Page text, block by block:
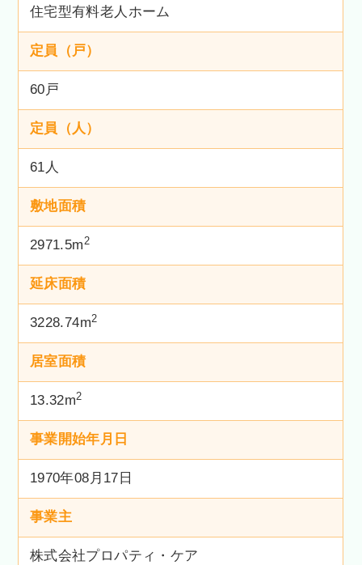
住宅型有料老人ホーム
定員（戸）
60戸
定員（人）
61人
敷地面積
2971.5m2
延床面積
3228.74m2
居室面積
13.32m2
事業開始年月日
1970年08月17日
事業主
株式会社プロパティ・ケア